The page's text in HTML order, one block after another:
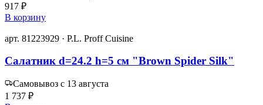
917 ₽
В корзину
арт. 81223929 · P.L. Proff Cuisine
Салатник d=24.2 h=5 см "Brown Spider Silk"
Самовывоз с 13 августа
1 737 ₽